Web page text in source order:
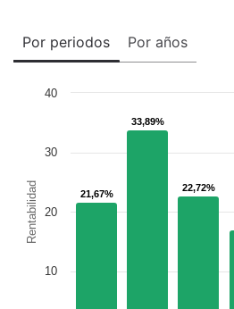
Por periodos Por años
Rentabilidad 21,67%
21,67%
33,89%
33,89%
22,72%
22,72%
10
20
30
40